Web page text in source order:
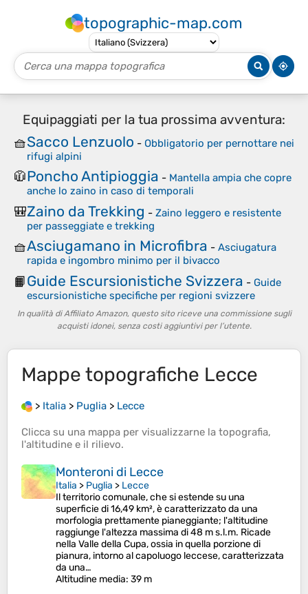
topographic-map.com
Equipaggiati per la tua prossima avventura:
🧺Sacco Lenzuolo - Obbligatorio per pernottare nei
rifugi alpini
🧥Poncho Antipioggia - Mantella ampia che copre
anche lo zaino in caso di temporali
🎒Zaino da Trekking - Zaino leggero e resistente
per passeggiate e trekking
🧺Asciugamano in Microfibra - Asciugatura
rapida e ingombro minimo per il bivacco
📙Guide Escursionistiche Svizzera - Guide
escursionistiche specifiche per regioni svizzere
In qualità di Affiliato Amazon, questo sito riceve una commissione sugli
acquisti idonei, senza costi aggiuntivi per l’utente.
Mappe topografiche Lecce
> Italia > Puglia > Lecce
Clicca su una mappa per visualizzarne la topografia,
l'altitudine e il rilievo.
Monteroni di Lecce
Italia > Puglia > Lecce
Il territorio comunale, che si estende su una
superficie di 16,49 km², è caratterizzato da una
morfologia prettamente pianeggiante; l'altitudine
raggiunge l'altezza massima di 48 m s.l.m. Ricade
nella Valle della Cupa, ossia in quella porzione di
pianura, intorno al capoluogo leccese, caratterizzata
da una…
Altitudine media: 39 m